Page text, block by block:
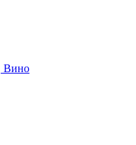
Вино